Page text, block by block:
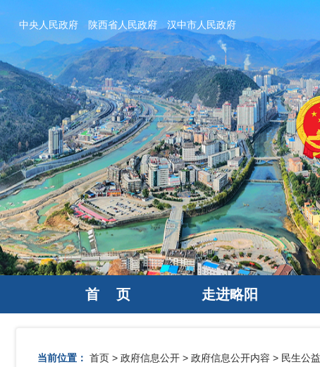
中央人民政府 陕西省人民政府 汉中市人民政府
首 页 走进略阳
当前位置： 首页 > 政府信息公开 > 政府信息公开内容 > 民生公益